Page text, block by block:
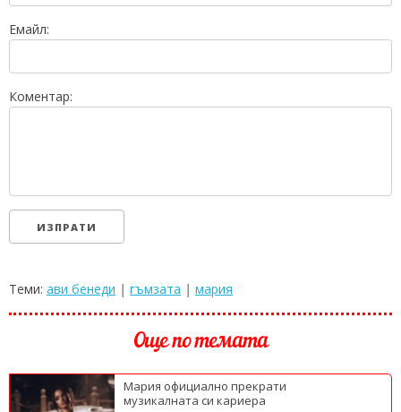
Емайл:
Коментар:
Теми: ави бенеди | гъмзата | мария
Още по темата
Мария официално прекрати
музикалната си кариера